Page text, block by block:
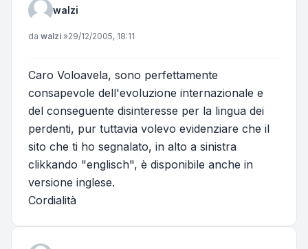
walzi
Messaggio
da walzi »29/12/2005, 18:11
Caro Voloavela, sono perfettamente
consapevole dell'evoluzione internazionale e
del conseguente disinteresse per la lingua dei
perdenti, pur tuttavia volevo evidenziare che il
sito che ti ho segnalato, in alto a sinistra
clikkando "englisch", è disponibile anche in
versione inglese.
Cordialità